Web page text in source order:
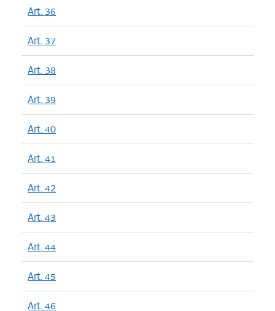
Art. 36
Art. 37
Art. 38
Art. 39
Art. 40
Art. 41
Art. 42
Art. 43
Art. 44
Art. 45
Art. 46